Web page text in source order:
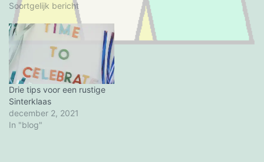
Soortgelijk bericht
Drie tips voor een rustige
Sinterklaas
december 2, 2021
In "blog"